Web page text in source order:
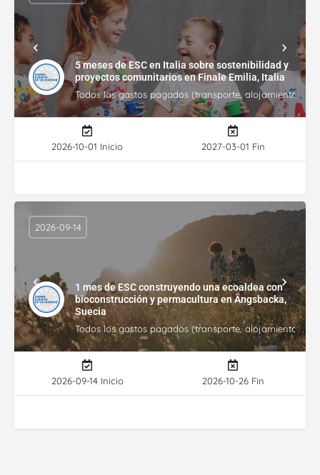
5 meses de ESC en Italia sobre sostenibilidad y
proyectos comunitarios en Finale Emilia, Italia
Todos los gastos pagados (transporte, alojamiento,
2026-10-01 Inicio 2027-03-01 Fin
1 mes de ESC construyendo una ecoaldea con
bioconstrucción y permacultura en Ängsbacka,
Suecia
Todos los gastos pagados (transporte, alojamiento,
2026-09-14
2026-09-14 Inicio 2026-10-26 Fin